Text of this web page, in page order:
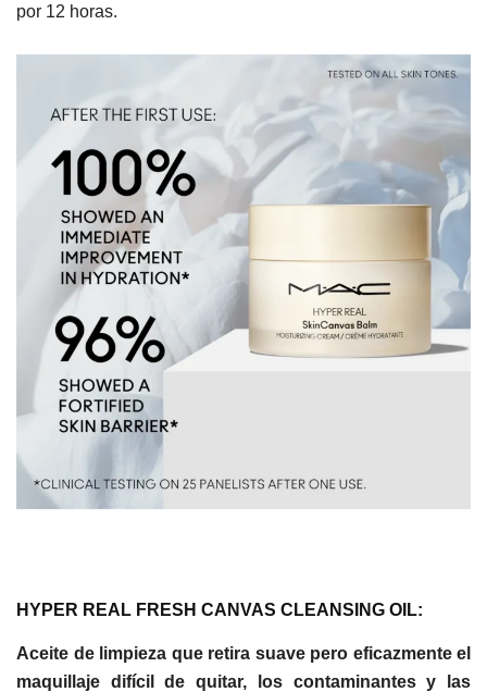
por 12 horas.
HYPER REAL FRESH CANVAS CLEANSING OIL:
Aceite de limpieza que retira suave pero eficazmente el
maquillaje difícil de quitar, los contaminantes y las